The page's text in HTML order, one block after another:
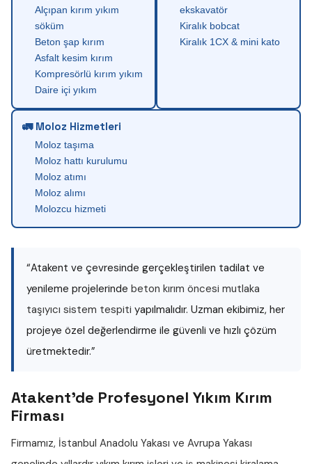
Alçıpan kırım yıkım
söküm
Beton şap kırım
Asfalt kesim kırım
Kompresörlü kırım yıkım
Daire içi yıkım
ekskavatör
Kiralık bobcat
Kiralık 1CX & mini kato
🚛 Moloz Hizmetleri
Moloz taşıma
Moloz hattı kurulumu
Moloz atımı
Moloz alımı
Molozcu hizmeti
“Atakent ve çevresinde gerçekleştirilen tadilat ve
yenileme projelerinde beton kırım öncesi mutlaka
taşıyıcı sistem tespiti yapılmalıdır. Uzman ekibimiz, her
projeye özel değerlendirme ile güvenli ve hızlı çözüm
üretmektedir.”
Atakent'de Profesyonel Yıkım Kırım
Firması
Firmamız, İstanbul Anadolu Yakası ve Avrupa Yakası